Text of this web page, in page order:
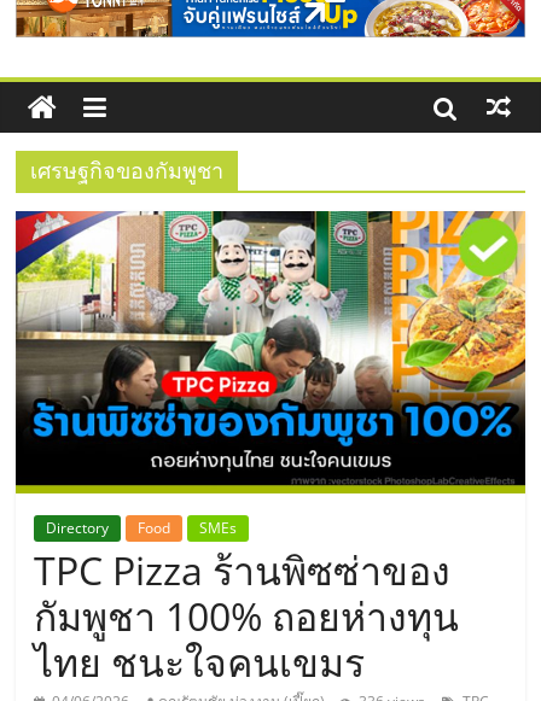
โซลูชันระบบภาพและเสียง
ข้อมูล
ธุรกิจ
SME
แห่ง
ประเทศไทย,
ThaiSMEsCenter,
รวม
ธุรกิจ
เอ
ส
เศรษฐกิจของกัมพูชา
Directory Food SMEs
TPC Pizza ร้านพิซซ่าของ
กัมพูชา 100% ถอยห่างทุน
ไทย ชนะใจคนเขมร